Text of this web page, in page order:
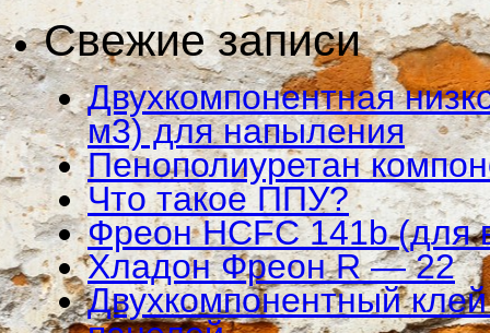
Свежие записи
Двухкомпонентная
м3) для напыления
Пенополиуретан
Что такое ППУ?
Фреон HCFC 141b (для
Хладон Фреон R — 22
Двухкомпонентный